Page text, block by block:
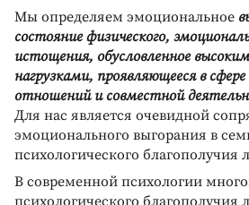
Мы определяем эмоциональное
состояние физического,
истощения, обусловленное
нагрузками, проявляющееся в
отношений и совместной
Для нас является очевидной
эмоционального выгорания в
психологического благополучия
В современной психологии
психологического благополучия